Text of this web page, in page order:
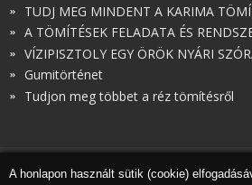
TUDJ MEG MINDENT A KARIMA
A TÖMÍTÉSEK FELADATA ÉS
VÍZIPISZTOLY EGY ÖRÖK NYÁRI
Gumitörténet
Tudjon meg többet a réz tömítésről
A honlapon használt sütik (cookie)